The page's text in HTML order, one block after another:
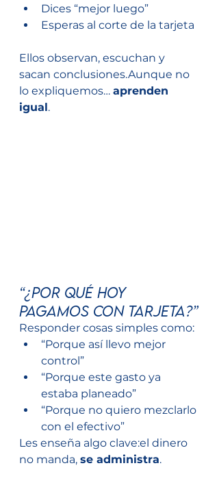
Dices “mejor luego”
Esperas al corte de la tarjeta
Ellos observan, escuchan y
sacan conclusiones.Aunque no
lo expliquemos… aprenden
igual.
“¿Por qué hoy
pagamos con tarjeta?”
Responder cosas simples como:
“Porque así llevo mejor
control”
“Porque este gasto ya
estaba planeado”
“Porque no quiero mezclarlo
con el efectivo”
Les enseña algo clave:el dinero
no manda, se administra.